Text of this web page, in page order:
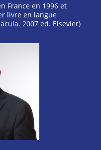
France en 1996 et
livre en langue
2007 ed. Elsevier)